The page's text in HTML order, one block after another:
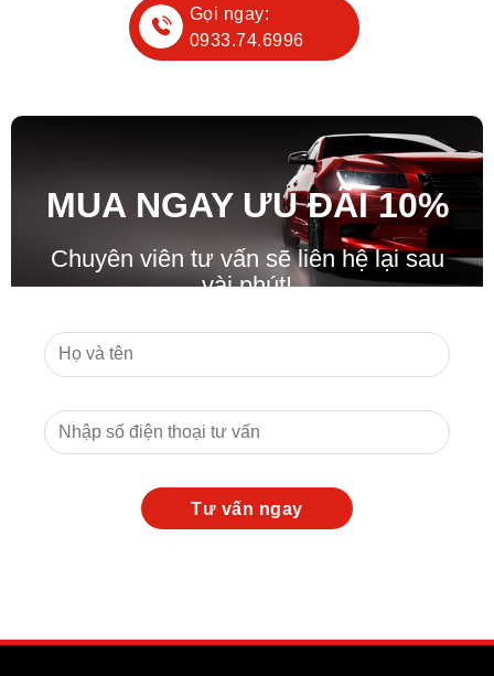
Gọi ngay:
0933.74.6996
MUA NGAY ƯU ĐÃI10%
Chuyên viên tư vấn sẽ liên hệ lại sau
vài phút!